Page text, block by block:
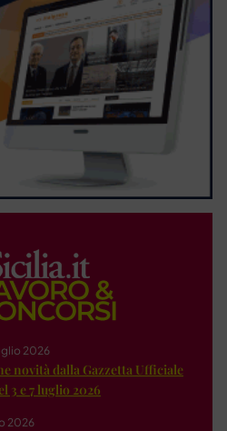
2026
novità dalla Gazzetta Ufficiale
3 e 7 luglio 2026
2026